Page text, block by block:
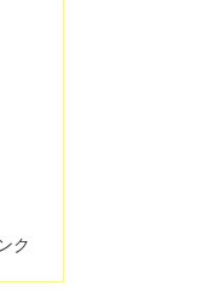
ク